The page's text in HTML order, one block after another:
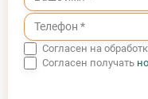
Согласен на
Согласен получать